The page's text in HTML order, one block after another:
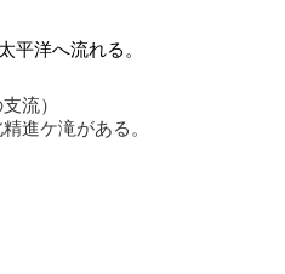
平洋へ流れる。
流）
進ケ滝がある。